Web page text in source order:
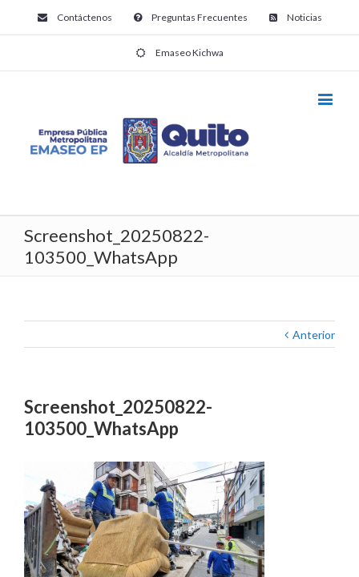
Contáctenos Preguntas Frecuentes Noticias
Emaseo Kichwa
Screenshot_20250822-
103500_WhatsApp
Anterior
Screenshot_20250822-
103500_WhatsApp